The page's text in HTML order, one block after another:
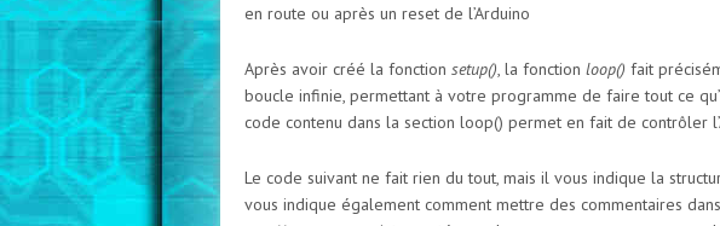
en route ou après un reset de l’Arduino
Après avoir créé la fonction setup(), la fonction loop() fait
boucle infinie, permettant à votre programme de faire tout ce
code contenu dans la section loop() permet en fait de contrôler
Le code suivant ne fait rien du tout, mais il vous indique la
vous indique également comment mettre des commentaires